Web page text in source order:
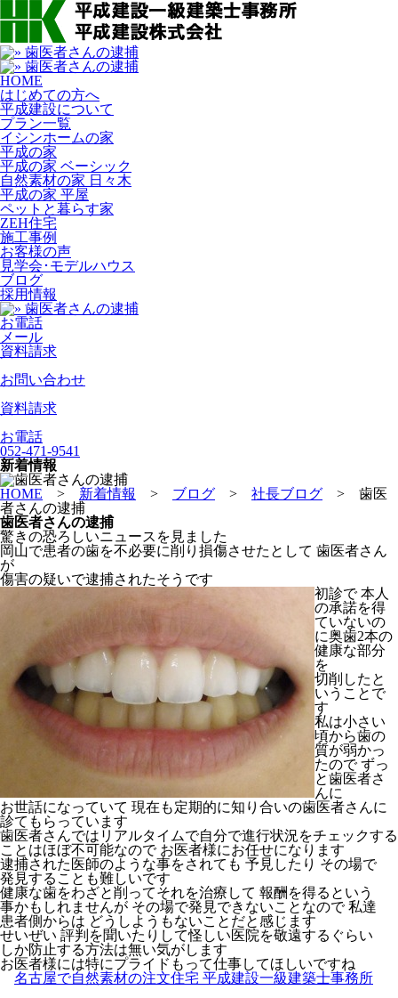
HOME
はじめての方へ
平成建設について
プラン一覧
イシンホームの家
平成の家
平成の家 ベーシック
自然素材の家 日々木
平成の家 平屋
ペットと暮らす家
ZEH住宅
施工事例
お客様の声
見学会･モデルハウス
ブログ
採用情報
お電話
メール
資料請求
お問い合わせ
資料請求
お電話
052-471-9541
新着情報
HOME > 新着情報 > ブログ > 社長ブログ > 歯医
者さんの逮捕
歯医者さんの逮捕
驚きの恐ろしいニュースを見ました
岡山で患者の歯を不必要に削り損傷させたとして 歯医者さん
が
傷害の疑いで逮捕されたそうです
初診で 本人
の承諾を得
ていないの
に奥歯2本の
健康な部分
を
切削したと
いうことで
す
私は小さい
頃から歯の
質が弱かっ
たので ずっ
と歯医者さ
んに
お世話になっていて 現在も定期的に知り合いの歯医者さんに
診てもらっています
歯医者さんではリアルタイムで自分で進行状況をチェックする
ことはほぼ不可能なので お医者様にお任せになります
逮捕された医師のような事をされても 予見したり その場で
発見することも難しいです
健康な歯をわざと削ってそれを治療して 報酬を得るという
事かもしれませんが その場で発見できないことなので 私達
患者側からは どうしようもないことだと感じます
せいぜい 評判を聞いたりして怪しい医院を敬遠するぐらい
しか防止する方法は無い気がします
お医者様には特にプライドもって仕事してほしいですね
名古屋で自然素材の注文住宅 平成建設一級建築士事務所